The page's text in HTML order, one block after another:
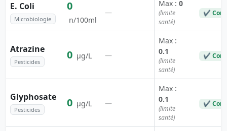
E. Coli
Microbiologie
0
n/100ml
—
Max : 0
(limite
santé)
✔
Atrazine
Pesticides
0 µg/L —
Max :
0.1
(limite
santé)
✔
Glyphosate
Pesticides
0 µg/L —
Max :
0.1
(limite
santé)
✔